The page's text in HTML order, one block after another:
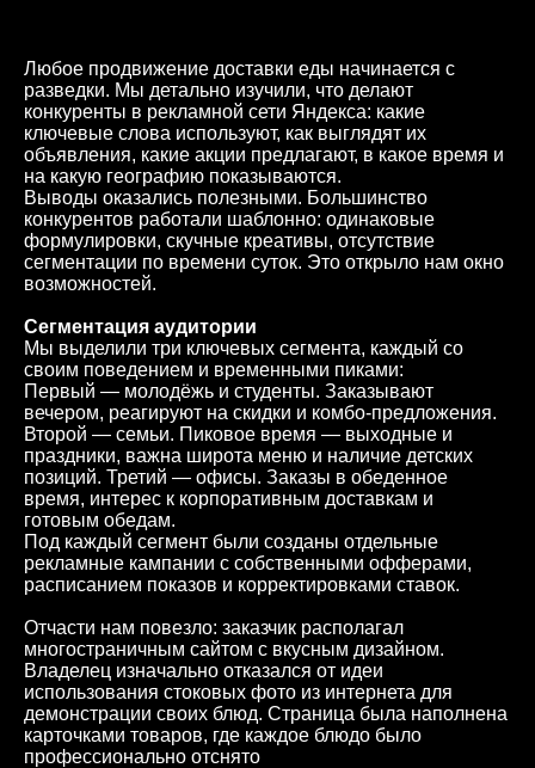
Любое продвижение доставки еды начинается с
разведки. Мы детально изучили, что делают
конкуренты в рекламной сети Яндекса: какие
ключевые слова используют, как выглядят их
объявления, какие акции предлагают, в какое время и
на какую географию показываются.
Выводы оказались полезными. Большинство
конкурентов работали шаблонно: одинаковые
формулировки, скучные креативы, отсутствие
сегментации по времени суток. Это открыло нам окно
возможностей.
Сегментация аудитории
Мы выделили три ключевых сегмента, каждый со
своим поведением и временными пиками:
Первый — молодёжь и студенты. Заказывают
вечером, реагируют на скидки и комбо-предложения.
Второй — семьи. Пиковое время — выходные и
праздники, важна широта меню и наличие детских
позиций. Третий — офисы. Заказы в обеденное
время, интерес к корпоративным доставкам и
готовым обедам.
Под каждый сегмент были созданы отдельные
рекламные кампании с собственными офферами,
расписанием показов и корректировками ставок.
Отчасти нам повезло: заказчик располагал
многостраничным сайтом с вкусным дизайном.
Владелец изначально отказался от идеи
использования стоковых фото из интернета для
демонстрации своих блюд. Страница была наполнена
карточками товаров, где каждое блюдо было
профессионально отснято